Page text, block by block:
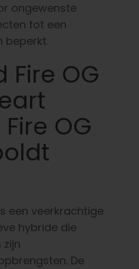
ongewenste
tot een
beperkt.
Fire OG
OG
een veerkrachtige
hybride die
De